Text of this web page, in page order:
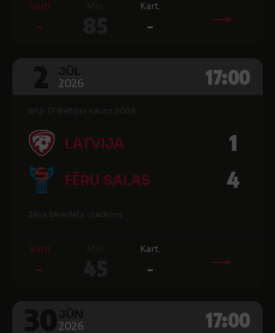
Vārti
-
Kart.
-
2026 17:00
WU-17 Baltijas kauss 2026
LATVIJA 1
FĒRU SALAS 4
Jāņa Skredeļa stadions
Vārti
-
Kart.
-
2026 17:00